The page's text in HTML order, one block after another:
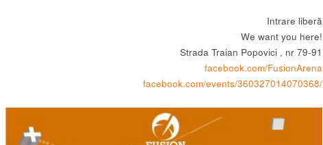
Intrare liberă
We want you here!
Strada Traian Popovici , nr 79-91
facebook.com/FusionArena
facebook.com/events/360327014070368/